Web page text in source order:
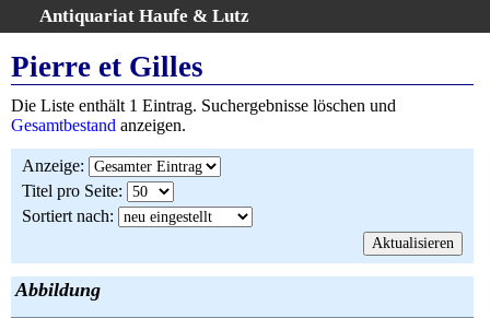
Antiquariat Haufe & Lutz
Home
Gesamtbestand
Kategorien
Schlagwörter
Suchergebnisse
AGB
Widerruf
Pierre et Gilles
Die Liste enthält 1 Eintrag. Suchergebnisse löschen und
Gesamtbestand anzeigen.
Anzeige:
Titel pro Seite:
Sortiert nach:
Abbildung